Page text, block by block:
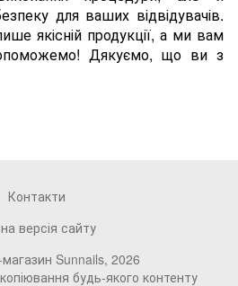
для ваших відвідувачів.
якісній продукції, а ми вам
Дякуємо, що ви з
Контакти
версія сайту
Sunnails, 2026
будь-якого контенту